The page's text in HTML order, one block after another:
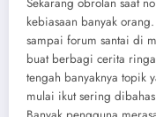
Sekarang obrolan saat
kebiasaan banyak
sampai forum santai di
buat berbagi cerita
tengah banyaknya topik
mulai ikut sering